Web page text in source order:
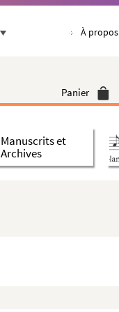
À propos
Panier
Manuscrits et
Archives